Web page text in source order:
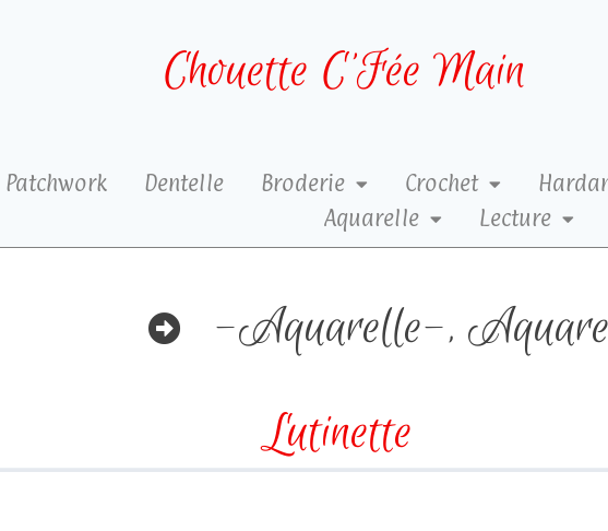
Chouette C’Fée Main
Patchwork Dentelle Broderie Crochet
Aquarelle
Lecture
-Aquarelle-,
Lutinette